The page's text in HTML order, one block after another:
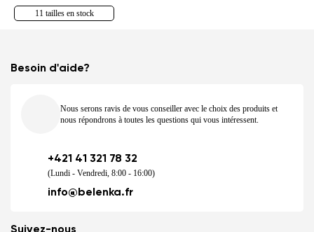
11 tailles en stock
Besoin d'aide?
Nous serons ravis de vous conseiller avec le choix des produits et
nous répondrons à toutes les questions qui vous intéressent.
+421 41 321 78 32
(Lundi - Vendredi, 8:00 - 16:00)
info@belenka.fr